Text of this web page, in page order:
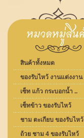
สินค้าทั้งหมด
ของรับไหว้ งานแต่งงาน
เซ็ท แก้ว กระบอกน้ำ ..
เซ็ทข้าว ของรับไหว้
ชาม ตะเกียบ ของรับไหว้
ถ้วย ชาม 4 ของรับไหว้